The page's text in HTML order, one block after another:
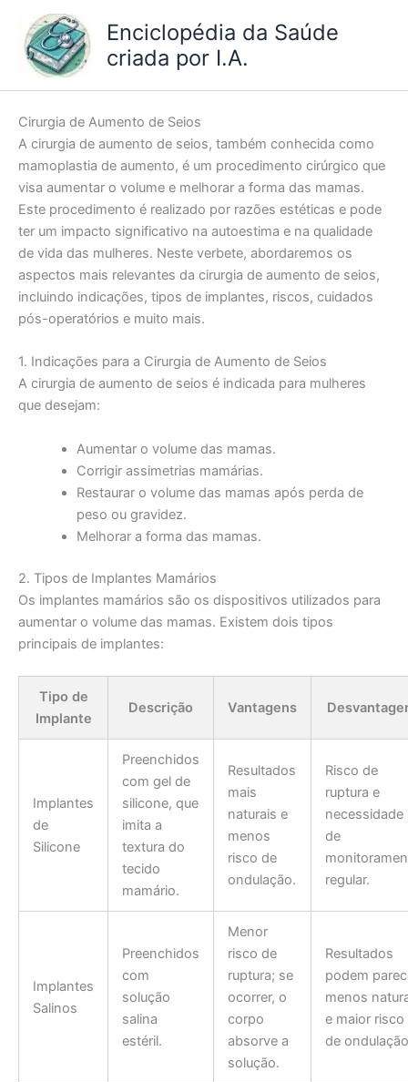
conteúdo
Enciclopédia da Saúde
criada por I.A.
Cirurgia de Aumento de Seios
A cirurgia de aumento de seios, também conhecida como
mamoplastia de aumento, é um procedimento cirúrgico que
visa aumentar o volume e melhorar a forma das mamas.
Este procedimento é realizado por razões estéticas e pode
ter um impacto significativo na autoestima e na qualidade
de vida das mulheres. Neste verbete, abordaremos os
aspectos mais relevantes da cirurgia de aumento de seios,
incluindo indicações, tipos de implantes, riscos, cuidados
pós-operatórios e muito mais.
1. Indicações para a Cirurgia de Aumento de Seios
A cirurgia de aumento de seios é indicada para mulheres
que desejam:
Aumentar o volume das mamas.
Corrigir assimetrias mamárias.
Restaurar o volume das mamas após perda de
peso ou gravidez.
Melhorar a forma das mamas.
2. Tipos de Implantes Mamários
Os implantes mamários são os dispositivos utilizados para
aumentar o volume das mamas. Existem dois tipos
principais de implantes:
Tipo de
Implante
Descrição Vantagens
Implantes
de
Silicone
Preenchidos
com gel de
silicone, que
imita a
textura do
tecido
mamário.
Resultados
mais
naturais e
menos
risco de
ondulação.
Risco de
ruptura e
necessidade
de
regular.
Implantes
Salinos
Preenchidos
com
solução
salina
estéril.
Menor
risco de
ruptura; se
ocorrer, o
corpo
absorve a
solução.
Resultados
podem
menos
e maior risco
de